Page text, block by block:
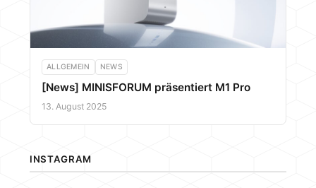
ALLGEMEIN NEWS
[News] MINISFORUM präsentiert M1 Pro
13. August 2025
INSTAGRAM